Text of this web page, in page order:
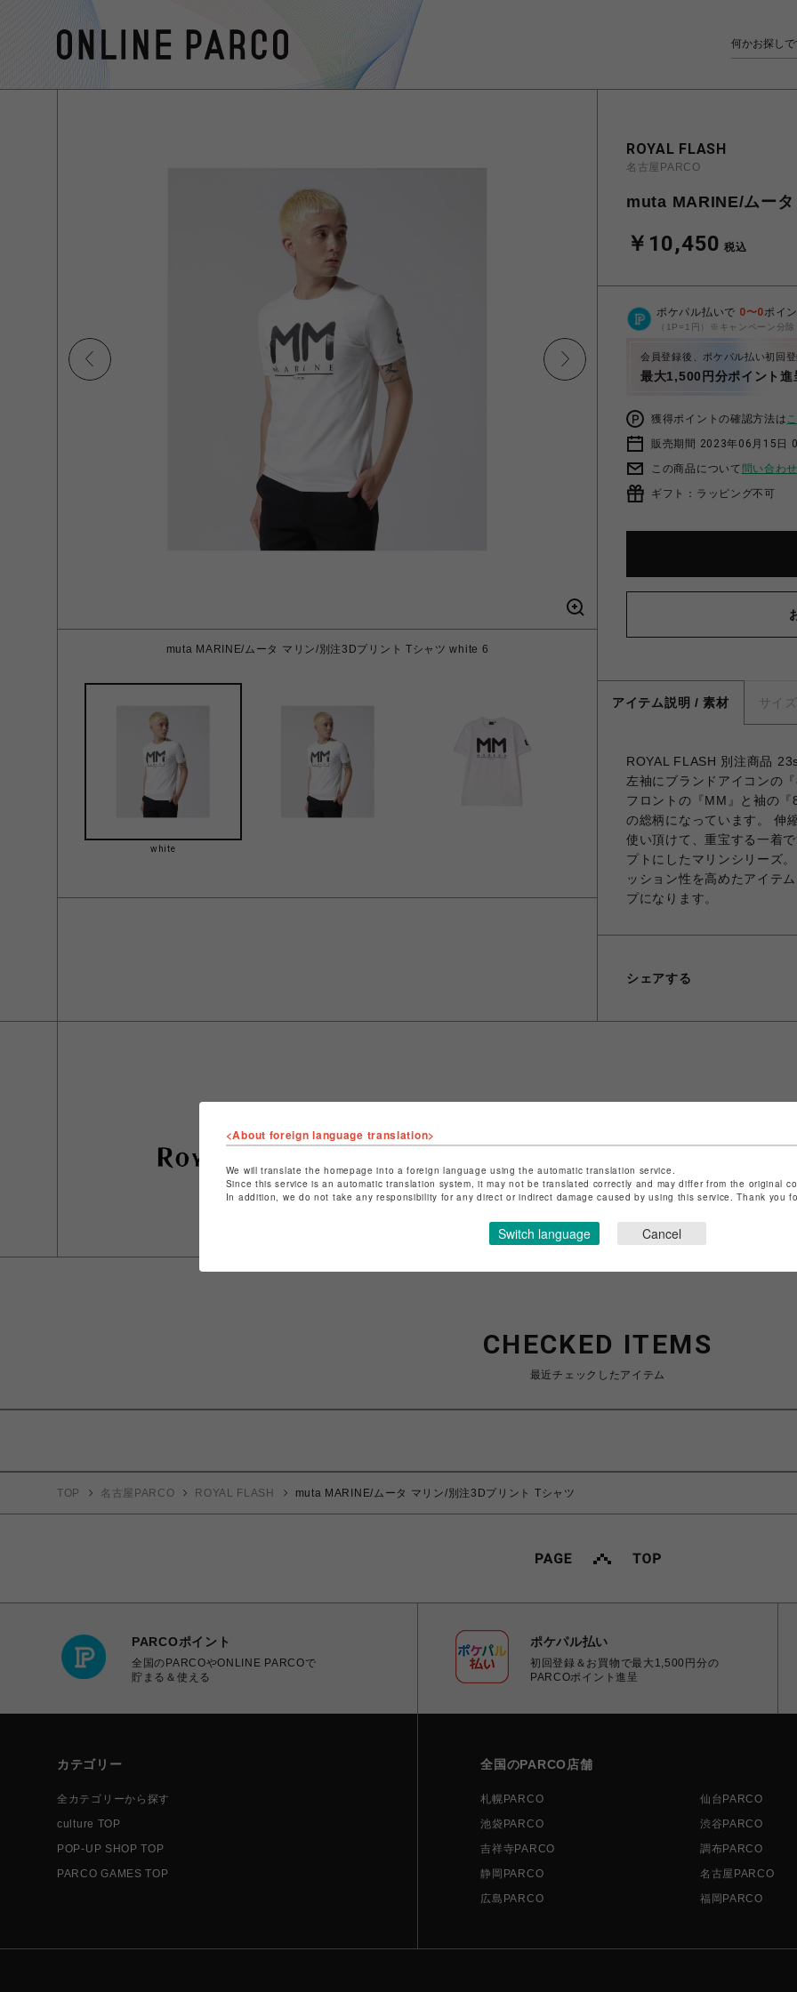
muta MARINE/ムータ マリン/別注3Dプリント Tシャツ white 6
white
ROYAL FLASH
名古屋PARCO
muta MARINE/ムー
￥10,450 税込
ポケパル払いで 0〜0ポイ
（1P=1円）※キャンペーン分除
会員登録後、ポケパル払い初回
最大1,500円分ポイント進
獲得ポイントの確認方法は
販売期間 2023年06月15日
この商品について 問い合わ
ギフト：ラッピング不可
アイテム説明 / 素材 サイズ
ROYAL FLASH 別注商品
左袖にブランドアイコンの
フロントの『MM』と袖の
の総柄になっています。 伸
使い頂けて、重宝する一着
プトにしたマリンシリーズ
ッション性を高めたアイテ
プになります。
シェアする
店舗名
特定商取引法など法令に基づく表記はこちら
ショップお問い合わせはこちら
CHECKED ITEMS
最近チェックしたアイテム
TOP 名古屋PARCO ROYAL FLASH muta MARINE/ムータ マリン/別注3Dプリント Tシャツ
PARCOポイント
全国のPARCOやONLINE PARCOで
貯まる＆使える
ポケパル払い
初回登録＆お買物で最大1,500円分の
PARCOポイント進呈
カテゴリー
全カテゴリーから探す
culture TOP
POP-UP SHOP TOP
PARCO GAMES TOP
全国のPARCO店舗
札幌PARCO 仙台PARCO
池袋PARCO
渋谷PARCO
吉祥寺PARCO
調布PARCO
静岡PARCO
名古屋PARCO
広島PARCO
福岡PARCO
<About foreign language translation>
We will translate the homepage into a foreign language using the automatic translation service.
Since this service is an automatic translation system, it may not be translated correctly and may differ from the original
In addition, we do not take any responsibility for any direct or indirect damage caused by using this service. Thank you
Switch language Cancel